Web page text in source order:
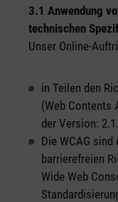
3.1 Anwendung
technischen
Unser Online-
in Teilen den
(Web Contents
der Version:
Die WCAG
barrierefreien
Wide Web